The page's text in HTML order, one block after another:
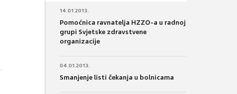
14.01.2013.
Pomoćnica ravnatelja HZZO-a u radnoj
grupi Svjetske zdravstvene
organizacije
04.01.2013.
Smanjenje listi čekanja u bolnicama